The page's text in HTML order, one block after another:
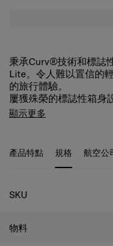
秉承Curv®技術和標誌
Lite。令人難以置信的
的旅行體驗。
屢獲殊榮的標誌性箱身
驗。 加長的雙拉捍和雙
顯示更多
產品特點 規格 航空公
規格
SKU
物料